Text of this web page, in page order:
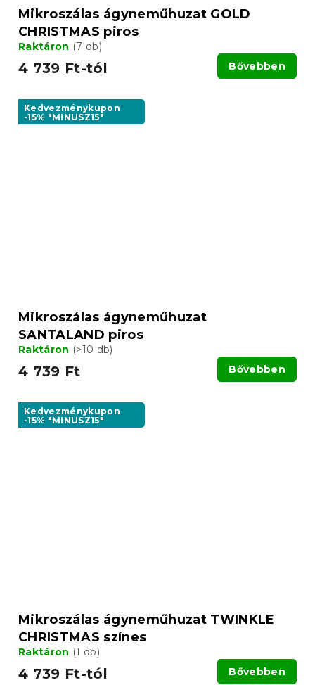
Mikroszálas ágyneműhuzat GOLD
CHRISTMAS piros
Raktáron (7 db)
4 739 Ft-tól Bővebben
Kedvezménykupon
-15% "MINUSZ15"
Mikroszálas ágyneműhuzat
SANTALAND piros
Raktáron (>10 db)
4 739 Ft Bővebben
Kedvezménykupon
-15% "MINUSZ15"
Mikroszálas ágyneműhuzat TWINKLE
CHRISTMAS színes
Raktáron (1 db)
4 739 Ft-tól Bővebben